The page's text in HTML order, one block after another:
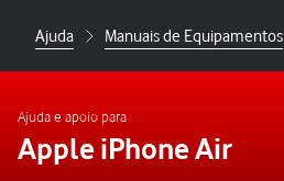
Ajuda Manuais de Equipamentos
Ajuda e apoio para
Apple iPhone Air